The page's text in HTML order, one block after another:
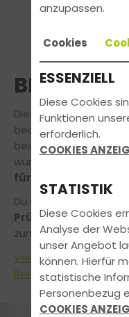
BESTANDEN
Diesefröhlichen
bedeuten: Sie haben
bestanden! Wir
wünschen Euch
für die Zukunft.
Du willst genauso
Prüfung kommen?
zum Führerschein!
Vereinbare noch
Beratungstermin
anzupassen.
Cookies
ESSENZIELL
Diese Cookies
Funktionen
erforderlich.
COOKIES
STATISTIK
Diese Cookies
Analyse der
unser Angebot
können. Hierfür
statistische
Personenbezug
COOKIES